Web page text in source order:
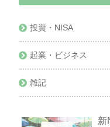
投資・NISA
起業・ビジネス
雑記
新